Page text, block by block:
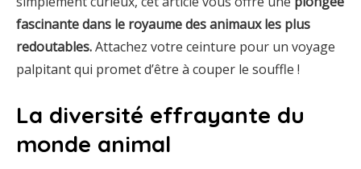
fascinante dans le royaume des animaux les plus
redoutables.Attachez votre ceinture pour un voyage
palpitant qui promet d’être à couper le souffle !
La diversité effrayante du
monde animal